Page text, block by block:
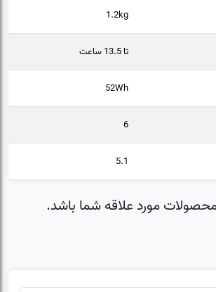
1.2kg
تا 13.5 ساعت
52Wh
6
5.1
مورد علاقه شما باشد.